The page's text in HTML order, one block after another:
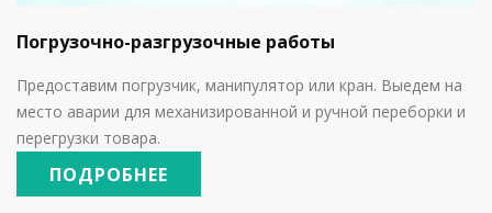
Погрузочно-разгрузочные работы
Предоставим погрузчик, манипулятор или кран. Выедем на
место аварии для механизированной и ручной переборки и
перегрузки товара.
ПОДРОБНЕЕ